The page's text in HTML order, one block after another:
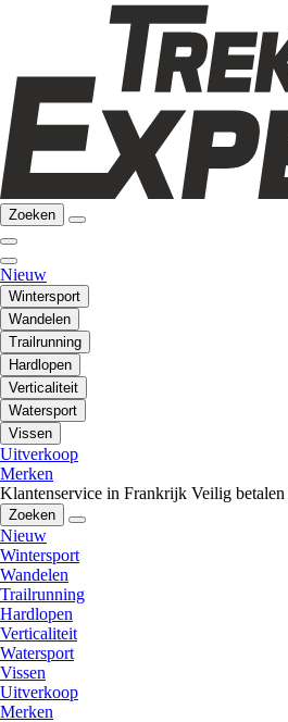
Zoeken
Nieuw
Wintersport
Wandelen
Trailrunning
Hardlopen
Verticaliteit
Watersport
Vissen
Uitverkoop
Merken
Klantenservice in Frankrijk Veilig betalen
Zoeken
Nieuw
Wintersport
Wandelen
Trailrunning
Hardlopen
Verticaliteit
Watersport
Vissen
Uitverkoop
Merken